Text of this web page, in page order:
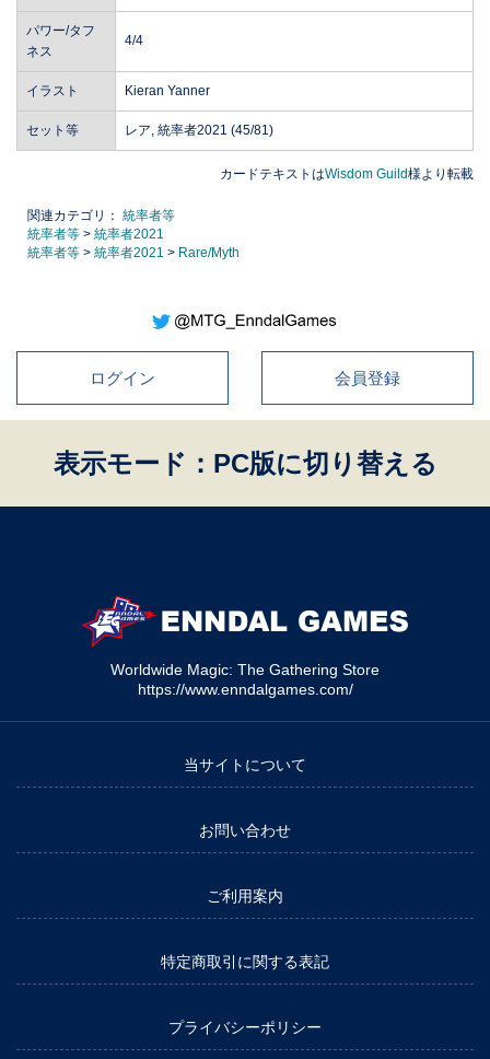
パワー/タフ
ネス
4/4
イラスト Kieran Yanner
セット等 レア, 統率者2021 (45/81)
カードテキストはWisdom Guild様より転載
関連カテゴリ： 統率者等
統率者等 > 統率者2021
統率者等 > 統率者2021 > Rare/Myth
ログイン 会員登録
表示モード：PC版に切り替える
Worldwide Magic: The Gathering Store
https://www.enndalgames.com/
当サイトについて
お問い合わせ
ご利用案内
特定商取引に関する表記
プライバシーポリシー